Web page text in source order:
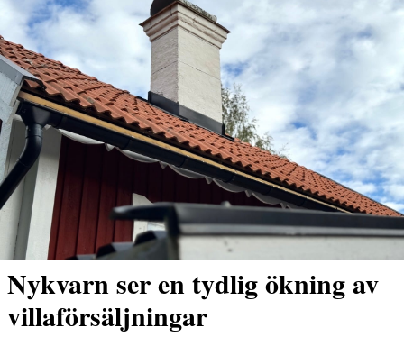
Nykvarn ser en tydlig ökning av
villaförsäljningar